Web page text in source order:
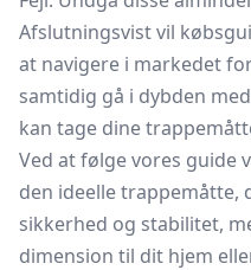
Afslutningsvist vil
at navigere i markedet
samtidig gå i dybden
kan tage dine
Ved at følge vores guide
den ideelle trappemåtte,
sikkerhed og stabilitet,
dimension til dit hjem